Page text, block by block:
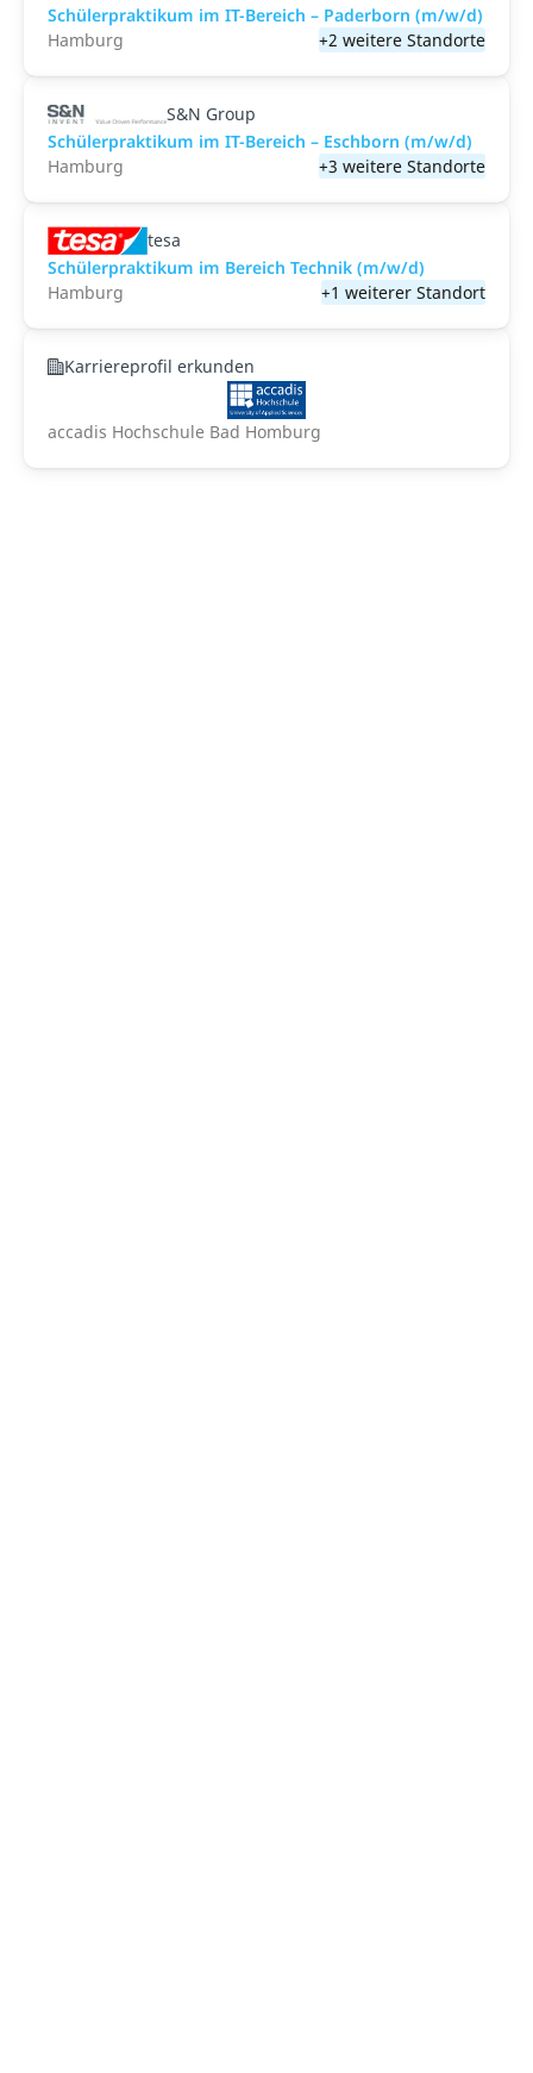
Schülerpraktikum im IT-Bereich – Paderborn (m/w/d)
Hamburg
+2 weitere Standorte
S&N Group
Schülerpraktikum im IT-Bereich – Eschborn (m/w/d)
Hamburg
+3 weitere Standorte
tesa
Schülerpraktikum im Bereich Technik (m/w/d)
Hamburg
+1 weiterer Standort
Karriereprofil erkunden
accadis Hochschule Bad Homburg